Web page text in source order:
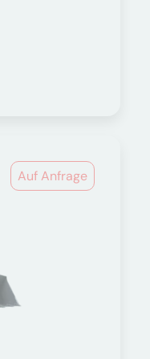
Auf Anfrage